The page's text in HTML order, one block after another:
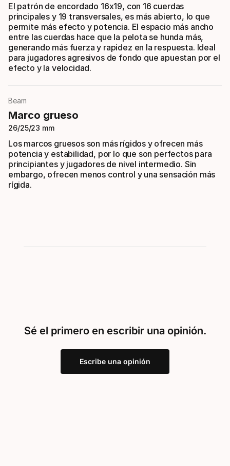
El patrón de encordado 16x19, con 16 cuerdas
principales y 19 transversales, es más abierto, lo que
permite más efecto y potencia. El espacio más ancho
entre las cuerdas hace que la pelota se hunda más,
generando más fuerza y rapidez en la respuesta. Ideal
para jugadores agresivos de fondo que apuestan por el
efecto y la velocidad.
Beam
Marco grueso
26/25/23 mm
Los marcos gruesos son más rígidos y ofrecen más
potencia y estabilidad, por lo que son perfectos para
principiantes y jugadores de nivel intermedio. Sin
embargo, ofrecen menos control y una sensación más
rígida.
Sé el primero en escribir una opinión.
Escribe una opinión